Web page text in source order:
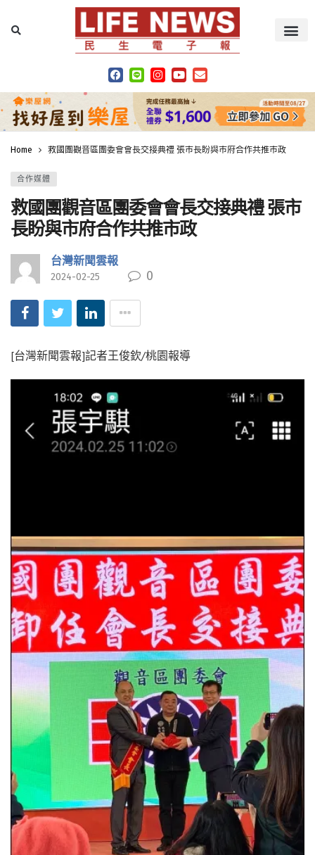
Home 救國團觀音區團委會會長交接典禮 張市長盼與市府合作共推市政
合作媒體
救國團觀音區團委會會長交接典禮 張市
長盼與市府合作共推市政
台灣新聞雲報
2024-02-25 0
[台灣新聞雲報]記者王俊欽/桃園報導